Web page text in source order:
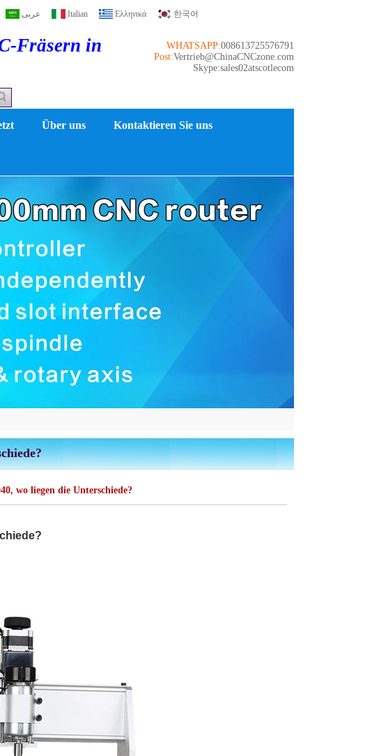
عربى Italian Ελληνικά 한국어
Fräsern in
008613725576791
WHATSAPP:
Vertrieb@ChinaCNCzone.com
Post:
Skype:sales02atscotlecom
Über uns Kontaktieren Sie uns
wo liegen die Unterschiede?